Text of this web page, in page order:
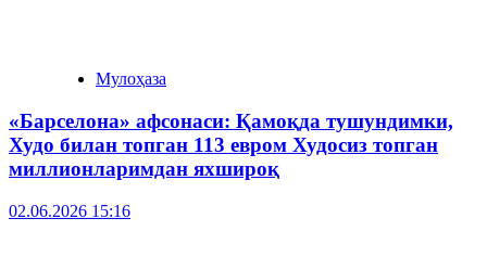
Мулоҳаза
«Барселона» афсонаси: Қамоқда тушундимки,
Худо билан топган 113 евром Худосиз топган
миллионларимдан яхшироқ
02.06.2026 15:16